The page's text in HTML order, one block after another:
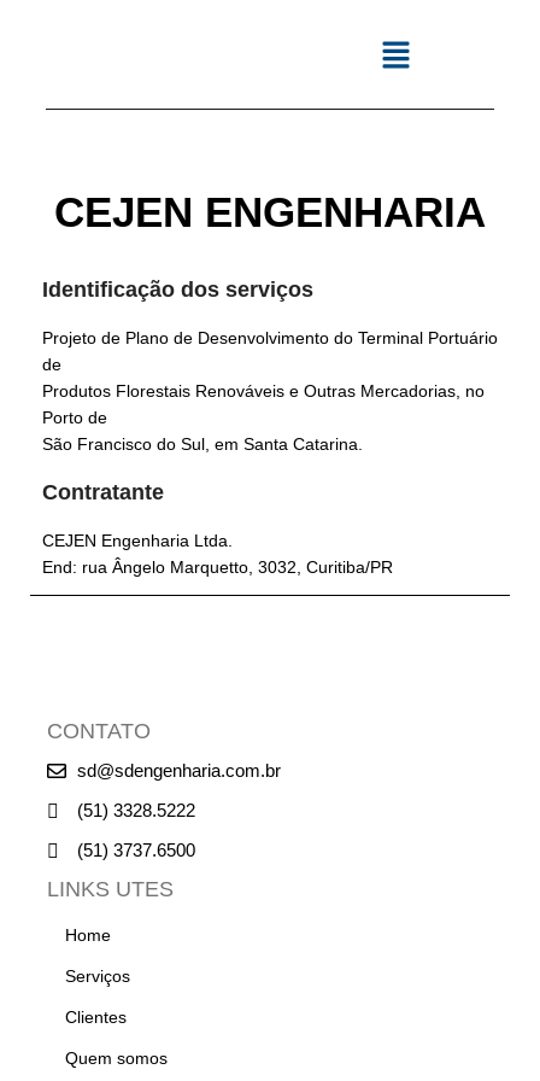
CEJEN ENGENHARIA
Identificação dos serviços
Projeto de Plano de Desenvolvimento do Terminal Portuário
de
Produtos Florestais Renováveis e Outras Mercadorias, no
Porto de
São Francisco do Sul, em Santa Catarina.
Contratante
CEJEN Engenharia Ltda.
End: rua Ângelo Marquetto, 3032, Curitiba/PR
CONTATO
sd@sdengenharia.com.br
(51) 3328.5222
(51) 3737.6500
LINKS UTES
Home
Serviços
Clientes
Quem somos